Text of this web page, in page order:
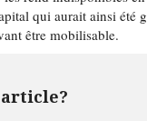
qui aurait ainsi été
être mobilisable.